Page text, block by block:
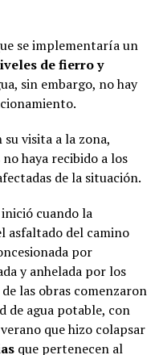
se implementaría un
de fierro y
sin embargo, no hay
visita a la zona,
no haya recibido a los
de la situación.
cuando la
asfaltado del camino
por
y anhelada por los
las obras comenzaron
de agua potable, con
que hizo colapsar
que pertenecen al